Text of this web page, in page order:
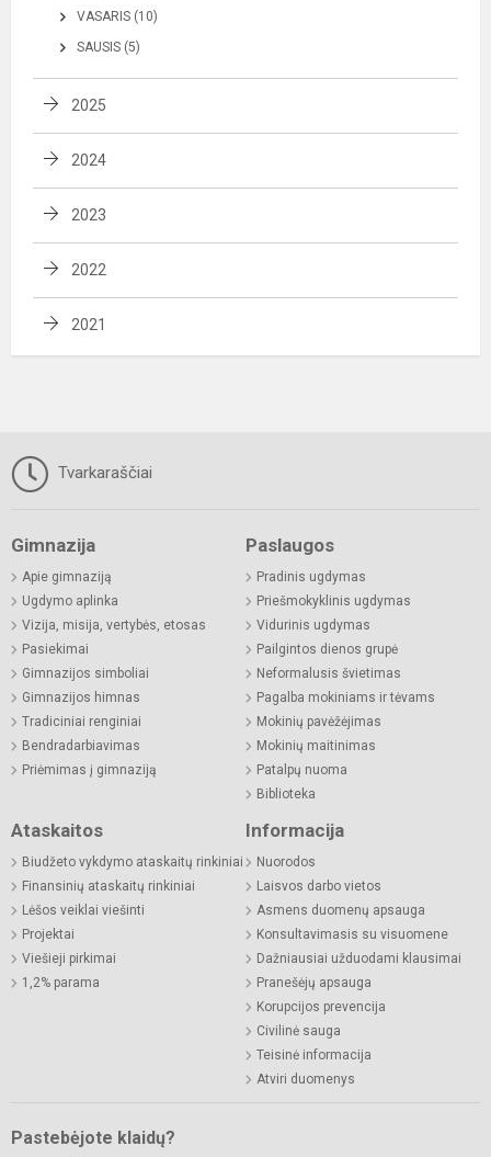
VASARIS (10)
SAUSIS (5)
2025
2024
2023
2022
2021
Tvarkaraščiai
Gimnazija
Apie gimnaziją
Ugdymo aplinka
Vizija, misija, vertybės, etosas
Pasiekimai
Gimnazijos simboliai
Gimnazijos himnas
Tradiciniai renginiai
Bendradarbiavimas
Priėmimas į gimnaziją
Paslaugos
Pradinis ugdymas
Priešmokyklinis ugdymas
Vidurinis ugdymas
Pailgintos dienos grupė
Neformalusis švietimas
Pagalba mokiniams ir tėvams
Mokinių pavėžėjimas
Mokinių maitinimas
Patalpų nuoma
Biblioteka
Ataskaitos
Biudžeto vykdymo ataskaitų rinkiniai
Finansinių ataskaitų rinkiniai
Lėšos veiklai viešinti
Projektai
Viešieji pirkimai
1,2% parama
Informacija
Nuorodos
Laisvos darbo vietos
Asmens duomenų apsauga
Konsultavimasis su visuomene
Dažniausiai užduodami klausimai
Pranešėjų apsauga
Korupcijos prevencija
Civilinė sauga
Teisinė informacija
Atviri duomenys
Pastebėjote klaidų?